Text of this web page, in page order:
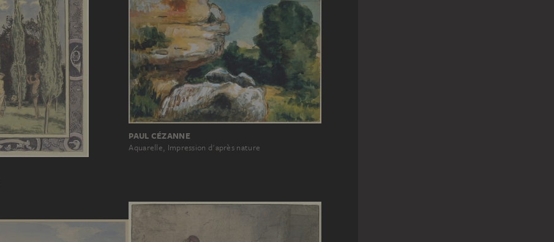
PAUL CÉZANNE
Aquarelle, Impression d'après nature